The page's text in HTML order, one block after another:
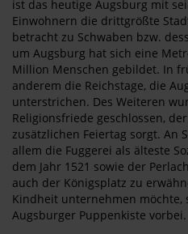
ist das heutige Augsburg mit
Einwohnern die drittgrößte
betracht zu Schwaben bzw.
um Augsburg hat sich eine
Million Menschen gebildet. In
anderem die Reichstage, die
unterstrichen. Des Weiteren
Religionsfriede geschlossen,
zusätzlichen Feiertag sorgt. An
allem die Fuggerei als älteste
dem Jahr 1521 sowie der
auch der Königsplatz zu
Kindheit unternehmen möchte,
Augsburger Puppenkiste vorbei.